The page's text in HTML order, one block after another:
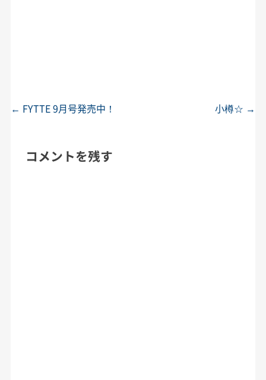
投稿ナビゲーション
← FYTTE 9月号発売中！ 小樽☆ →
コメントを残す